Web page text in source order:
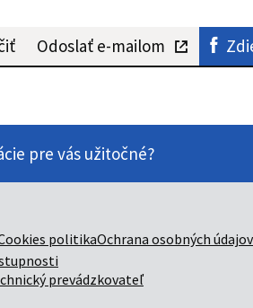
Odoslať e-mailom
pre vás užitočné?
politikaOchrana osobných údajov
prevádzkovateľ